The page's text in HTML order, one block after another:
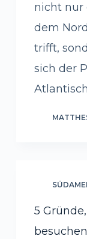
nicht nur
dem
trifft,
sich der
5